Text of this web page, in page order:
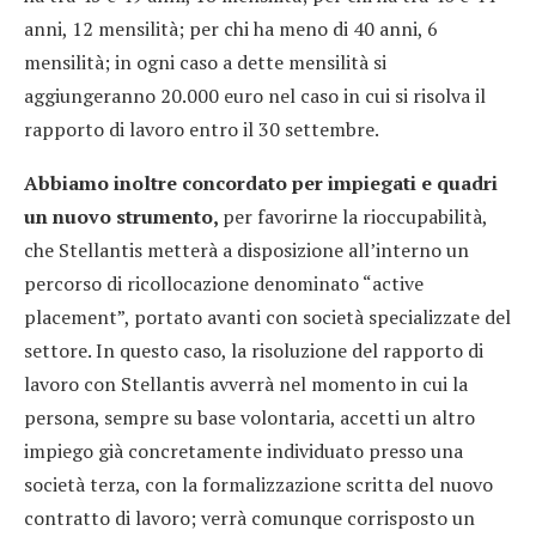
anni, 12 mensilità; per chi ha meno di 40 anni, 6
mensilità; in ogni caso a dette mensilità si
aggiungeranno 20.000 euro nel caso in cui si risolva il
rapporto di lavoro entro il 30 settembre.
Abbiamo inoltre concordato per impiegati e quadri
un nuovo strumento, per favorirne la rioccupabilità,
che Stellantis metterà a disposizione all’interno un
percorso di ricollocazione denominato “active
placement”, portato avanti con società specializzate del
settore. In questo caso, la risoluzione del rapporto di
lavoro con Stellantis avverrà nel momento in cui la
persona, sempre su base volontaria, accetti un altro
impiego già concretamente individuato presso una
società terza, con la formalizzazione scritta del nuovo
contratto di lavoro; verrà comunque corrisposto un